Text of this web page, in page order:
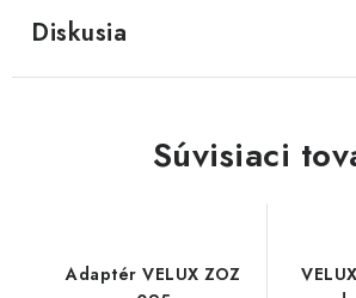
Diskusia
Súvisiaci
Adaptér VELUX ZOZ